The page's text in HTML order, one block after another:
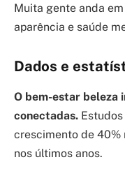
Muita gente anda
aparência e saúde
Dados e
O bem-estar beleza
conectadas.
crescimento de 40%
nos últimos anos.